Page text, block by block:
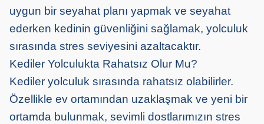
uygun bir seyahat planı yapmak ve seyahat
ederken kedinin güvenliğini sağlamak, yolculuk
sırasında stres seviyesini azaltacaktır.
Kediler Yolculukta Rahatsız Olur Mu?
Kediler yolculuk sırasında rahatsız olabilirler.
Özellikle ev ortamından uzaklaşmak ve yeni bir
ortamda bulunmak, sevimli dostlarımızın stres